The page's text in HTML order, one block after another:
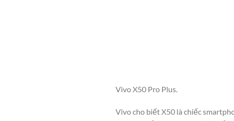
Vivo X50 Pro Plus.
Vivo cho biết X50 là chiếc